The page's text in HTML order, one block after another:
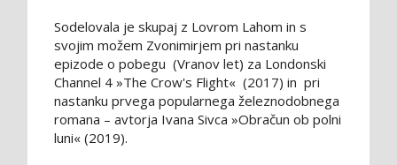
Sodelovala je skupaj z Lovrom Lahom in s
svojim možem Zvonimirjem pri nastanku
epizode o pobegu (Vranov let) za Londonski
Channel 4 »The Crow's Flight« (2017) in pri
nastanku prvega popularnega železnodobnega
romana – avtorja Ivana Sivca »Obračun ob polni
luni« (2019).